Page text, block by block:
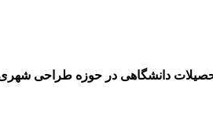
تحصیلات دانشگاهی در حوزه طراحی